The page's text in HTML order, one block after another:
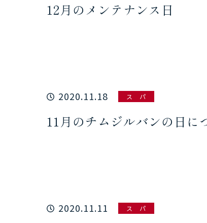
12月のメンテナンス日
2020.11.18 ス パ
11月のチムジルバンの日に
2020.11.11 ス パ